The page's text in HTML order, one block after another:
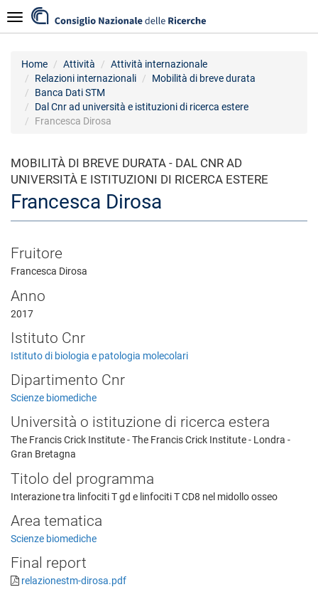
al
contenuto
Navigazione
Home Attività
Attività internazionale
Relazioni internazionali
Mobilità di breve durata
Banca Dati STM
Dal Cnr ad università e istituzioni di ricerca estere
Francesca Dirosa
MOBILITÀ DI BREVE DURATA - DAL CNR AD
UNIVERSITÀ E ISTITUZIONI DI RICERCA ESTERE
Francesca Dirosa
Fruitore
Francesca Dirosa
Anno
2017
Istituto Cnr
Istituto di biologia e patologia molecolari
Dipartimento Cnr
Scienze biomediche
Università o istituzione di ricerca estera
The Francis Crick Institute - The Francis Crick Institute - Londra -
Gran Bretagna
Titolo del programma
Interazione tra linfociti T gd e linfociti T CD8 nel midollo osseo
Area tematica
Scienze biomediche
Final report
relazionestm-dirosa.pdf